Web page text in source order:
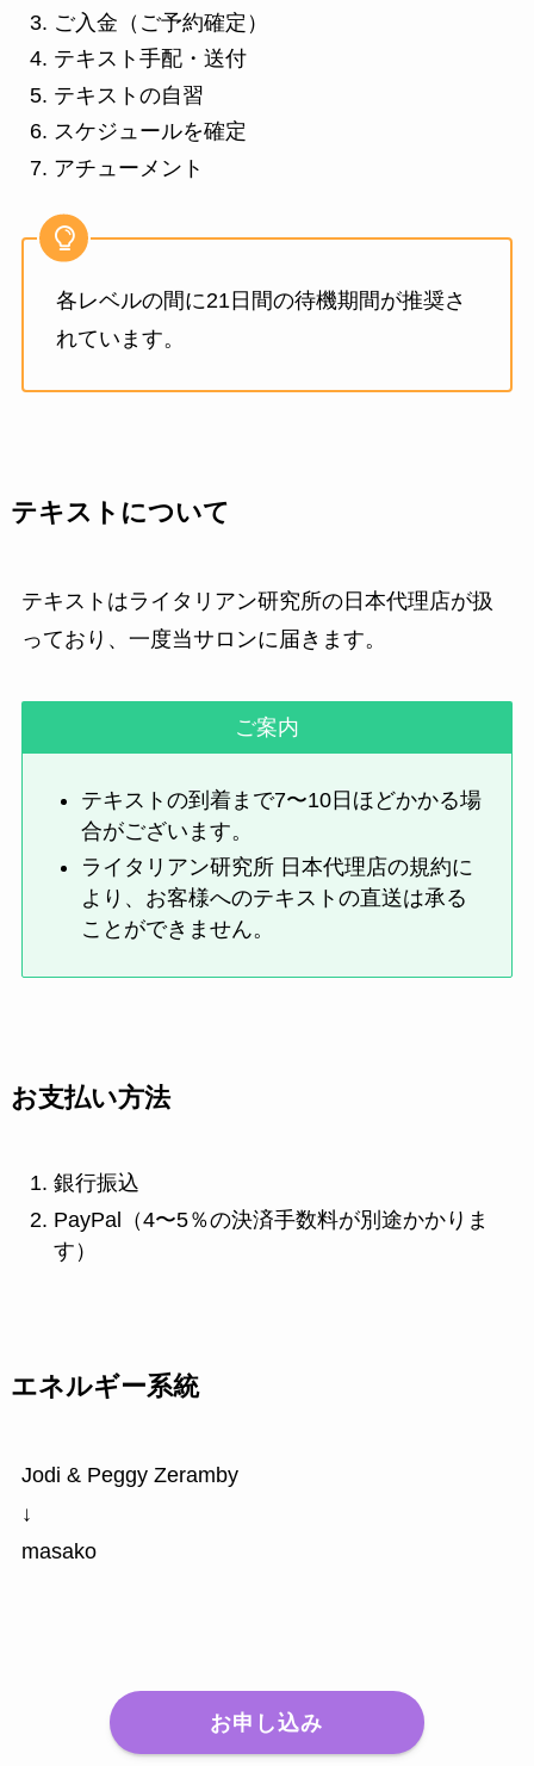
ご入金（ご予約確定）
テキスト手配・送付
テキストの自習
スケジュールを確定
アチューメント
各レベルの間に21日間の待機期間が推奨さ
れています。
テキストについて
テキストはライタリアン研究所の日本代理店が扱
っており、一度当サロンに届きます。
ご案内
テキストの到着まで7〜10日ほどかかる場
合がございます。
ライタリアン研究所 日本代理店の規約に
より、お客様へのテキストの直送は承る
ことができません。
お支払い方法
銀行振込
PayPal（4〜5％の決済手数料が別途かかりま
す）
エネルギー系統
Jodi & Peggy Zeramby
↓
masako
お申し込み